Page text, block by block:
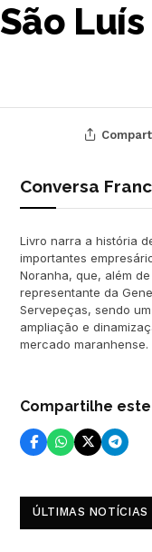
Luís
Conversa
Livro narra a história
importantes
Noranha, que, além
representante da
Servepeças, sendo
ampliação e
mercado maranhense.
Compartilhe
ÚLTIMAS NOTÍCIAS